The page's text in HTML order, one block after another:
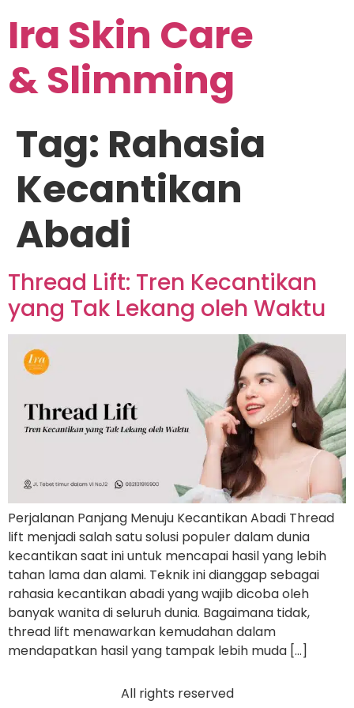
Ira Skin Care
& Slimming
Tag: Rahasia
Kecantikan
Abadi
Thread Lift: Tren Kecantikan
yang Tak Lekang oleh Waktu
Perjalanan Panjang Menuju Kecantikan Abadi Thread
lift menjadi salah satu solusi populer dalam dunia
kecantikan saat ini untuk mencapai hasil yang lebih
tahan lama dan alami. Teknik ini dianggap sebagai
rahasia kecantikan abadi yang wajib dicoba oleh
banyak wanita di seluruh dunia. Bagaimana tidak,
thread lift menawarkan kemudahan dalam
mendapatkan hasil yang tampak lebih muda […]
All rights reserved